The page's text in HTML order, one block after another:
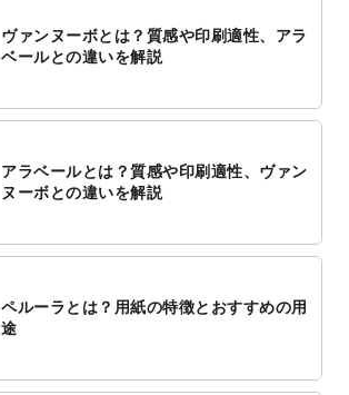
ヴァンヌーボとは？質感や印刷適性、アラ
ベールとの違いを解説
アラベールとは？質感や印刷適性、ヴァン
ヌーボとの違いを解説
ペルーラとは？用紙の特徴とおすすめの用
途